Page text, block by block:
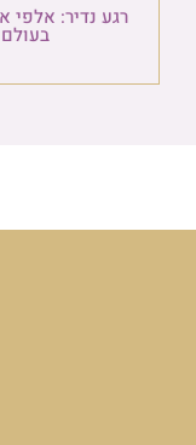
רגע נדיר: אלפי